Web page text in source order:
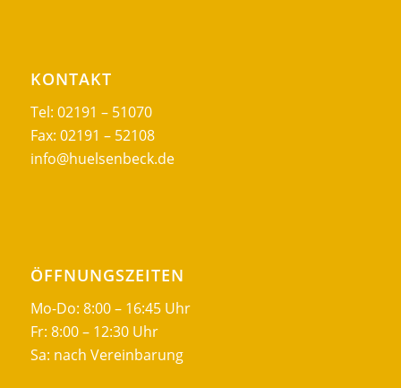
KONTAKT
Tel: 02191 – 51070
Fax: 02191 – 52108
info@huelsenbeck.de
ÖFFNUNGSZEITEN
Mo-Do: 8:00 – 16:45 Uhr
Fr: 8:00 – 12:30 Uhr
Sa: nach Vereinbarung